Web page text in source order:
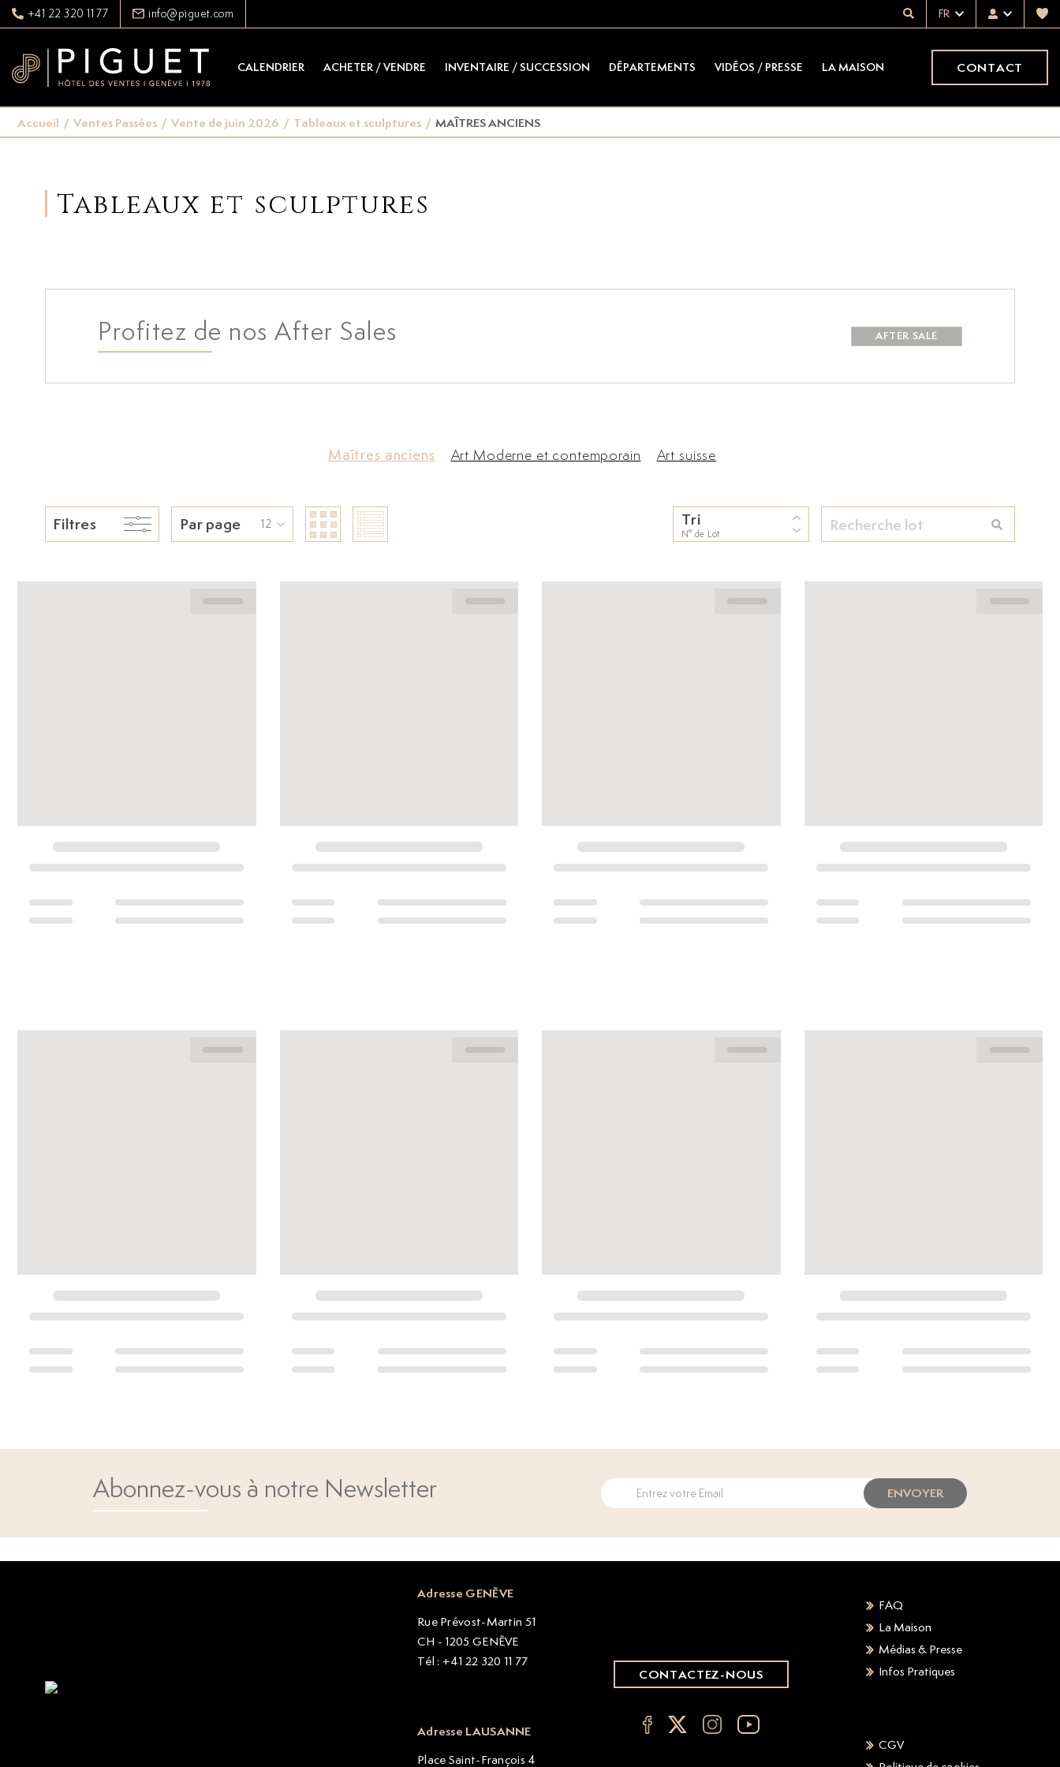
+41 22 320 11 77 info@piguet.com FR
CALENDRIER ACHETER / VENDRE INVENTAIRE / SUCCESSION DÉPARTEMENTS VIDÉOS / PRESSE LA MAISON CONTACT
Accueil / Ventes Passées / Vente de juin 2026 / Tableaux et sculptures / MAÎTRES ANCIENS
Tableaux et sculptures
Profitez de nos After Sales AFTER SALE
Maîtres anciens Art Moderne et contemporain Art suisse
Filtres Par page 12 Tri
N° de Lot
Abonnez-vous à notre Newsletter ENVOYER
Adresse GENÈVE
Rue Prévost-Martin 51
CH - 1205 GENÈVE
Tél : +41 22 320 11 77
Adresse LAUSANNE
Place Saint-François 4
CONTACTEZ-NOUS
FAQ
La Maison
Médias & Presse
Infos Pratiques
CGV